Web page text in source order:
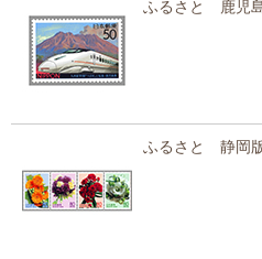
ふるさと 鹿児島
ふるさと 静岡